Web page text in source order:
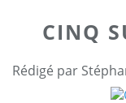
CINQ
Rédigé par